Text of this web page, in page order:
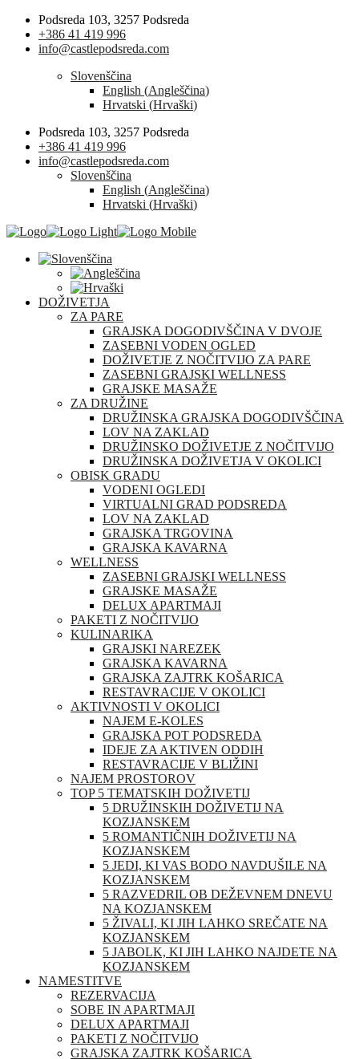
Podsreda 103, 3257 Podsreda
+386 41 419 996
info@castlepodsreda.com
Slovenščina
English (Angleščina)
Hrvatski (Hrvaški)
Podsreda 103, 3257 Podsreda
+386 41 419 996
info@castlepodsreda.com
Slovenščina
English (Angleščina)
Hrvatski (Hrvaški)
DOŽIVETJA
ZA PARE
GRAJSKA DOGODIVŠČINA V DVOJE
ZASEBNI VODEN OGLED
DOŽIVETJE Z NOČITVIJO ZA PARE
ZASEBNI GRAJSKI WELLNESS
GRAJSKE MASAŽE
ZA DRUŽINE
DRUŽINSKA GRAJSKA DOGODIVŠČINA
LOV NA ZAKLAD
DRUŽINSKO DOŽIVETJE Z NOČITVIJO
DRUŽINSKA DOŽIVETJA V OKOLICI
OBISK GRADU
VODENI OGLEDI
VIRTUALNI GRAD PODSREDA
LOV NA ZAKLAD
GRAJSKA TRGOVINA
GRAJSKA KAVARNA
WELLNESS
ZASEBNI GRAJSKI WELLNESS
GRAJSKE MASAŽE
DELUX APARTMAJI
PAKETI Z NOČITVIJO
KULINARIKA
GRAJSKI NAREZEK
GRAJSKA KAVARNA
GRAJSKA ZAJTRK KOŠARICA
RESTAVRACIJE V OKOLICI
AKTIVNOSTI V OKOLICI
NAJEM E-KOLES
GRAJSKA POT PODSREDA
IDEJE ZA AKTIVEN ODDIH
RESTAVRACIJE V BLIŽINI
NAJEM PROSTOROV
TOP 5 TEMATSKIH DOŽIVETIJ
5 DRUŽINSKIH DOŽIVETIJ NA
KOZJANSKEM
5 ROMANTIČNIH DOŽIVETIJ NA
KOZJANSKEM
5 JEDI, KI VAS BODO NAVDUŠILE NA
KOZJANSKEM
5 RAZVEDRIL OB DEŽEVNEM DNEVU
NA KOZJANSKEM
5 ŽIVALI, KI JIH LAHKO SREČATE NA
KOZJANSKEM
5 JABOLK, KI JIH LAHKO NAJDETE NA
KOZJANSKEM
NAMESTITVE
REZERVACIJA
SOBE IN APARTMAJI
DELUX APARTMAJI
PAKETI Z NOČITVIJO
GRAJSKA ZAJTRK KOŠARICA